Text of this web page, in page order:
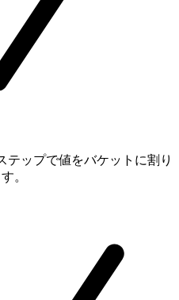
テップで値をバケットに割り
。